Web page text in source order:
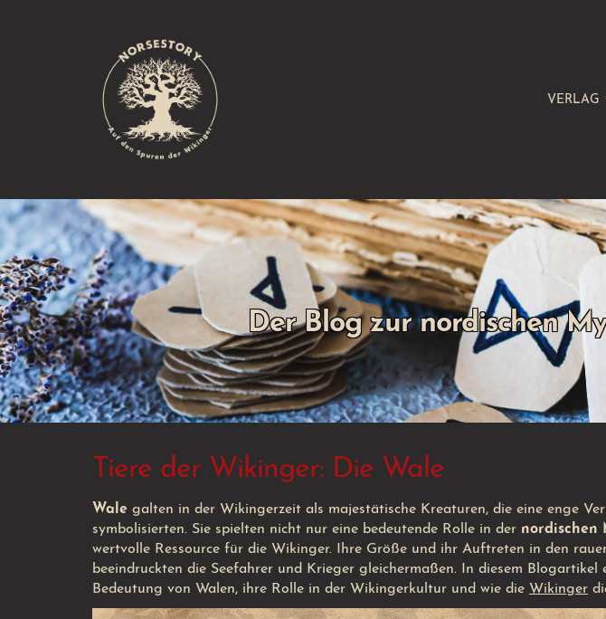
VERLAG
Der Blog zur nordischen
Tiere der Wikinger: Die Wale
Wale galten in der Wikingerzeit als majestätische Kreaturen, die eine enge
symbolisierten. Sie spielten nicht nur eine bedeutende Rolle in der nordischen
wertvolle Ressource für die Wikinger. Ihre Größe und ihr Auftreten in den
beeindruckten die Seefahrer und Krieger gleichermaßen. In diesem
Bedeutung von Walen, ihre Rolle in der Wikingerkultur und wie die Wikinger